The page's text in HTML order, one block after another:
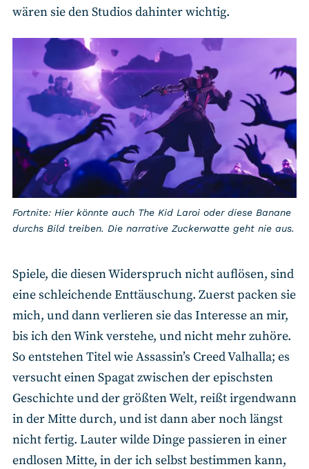
wären sie den Studios dahinter wichtig.
Fortnite: Hier könnte auch The Kid Laroi oder diese Banane
durchs Bild treiben. Die narrative Zuckerwatte geht nie aus.
Spiele, die diesen Widerspruch nicht auflösen, sind
eine schleichende Enttäuschung. Zuerst packen sie
mich, und dann verlieren sie das Interesse an mir,
bis ich den Wink verstehe, und nicht mehr zuhöre.
So entstehen Titel wie Assassin’s Creed Valhalla; es
versucht einen Spagat zwischen der epischsten
Geschichte und der größten Welt, reißt irgendwann
in der Mitte durch, und ist dann aber noch längst
nicht fertig. Lauter wilde Dinge passieren in einer
endlosen Mitte, in der ich selbst bestimmen kann,